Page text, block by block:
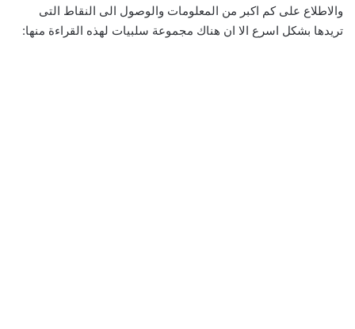
والاطلاع على كم اكبر من المعلومات والوصول الى النقاط التى
تريدها بشكل اسرع الا ان هناك مجموعة سلبيات لهذه القراءة منها: